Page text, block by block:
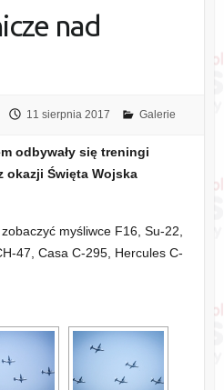
nad
11 sierpnia 2017 Galerie
odbywały się treningi
okazji Święta Wojska
myśliwce F16, Su-22,
47, Casa C-295, Hercules C-